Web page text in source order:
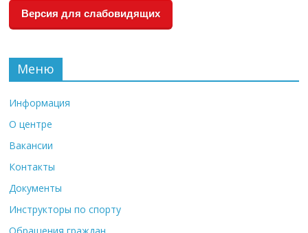
Версия для слабовидящих
Меню
Информация
О центре
Вакансии
Контакты
Документы
Инструкторы по спорту